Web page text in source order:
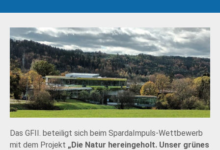
Das GFII. beteiligt sich beim SpardaImpuls-Wettbewerb
mit dem Projekt „Die Natur hereingeholt. Unser grünes